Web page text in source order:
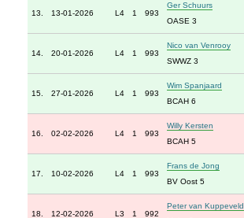
13. 13-01-2026 L4 1 993
Ger Schuurs
OASE 3
14. 20-01-2026 L4 1 993
Nico van Venrooy
SWWZ 3
15. 27-01-2026 L4 1 993
Wim Spanjaard
BCAH 6
16. 02-02-2026 L4 1 993
Willy Kersten
BCAH 5
17. 10-02-2026 L4 1 993
Frans de Jong
BV Oost 5
18. 12-02-2026 L3 1 992
Peter van Kuppeveld